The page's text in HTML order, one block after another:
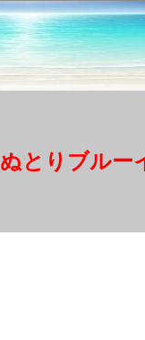
ぬとりブルー